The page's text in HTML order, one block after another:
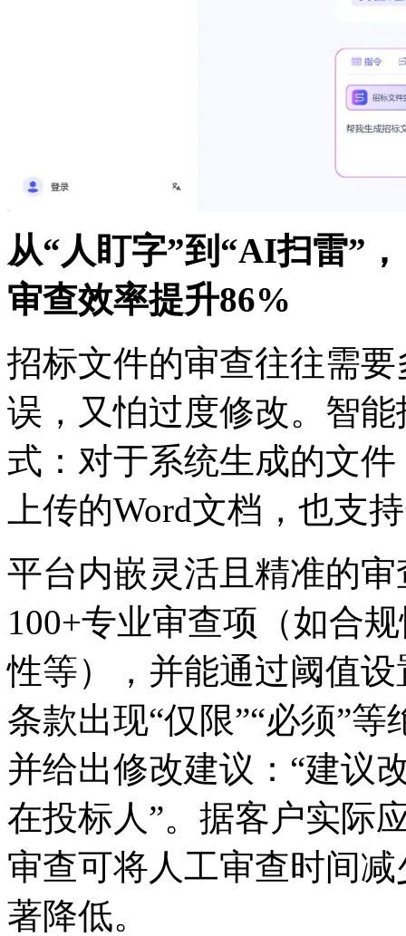
从“人盯字”到“AI扫雷”，
审查效率提升86%
招标文件的审查往往需要
误，又怕过度修改。
式：对于系统生成的文
上传的Word文档，也
平台内嵌灵活且精准的审查
100+专业审查项（如合规性
性等），并能通过阈值
条款出现“仅限”“必须”等
并给出修改建议：“建议
在投标人”。据客户实际应
审查可将人工审查时间减
著降低。